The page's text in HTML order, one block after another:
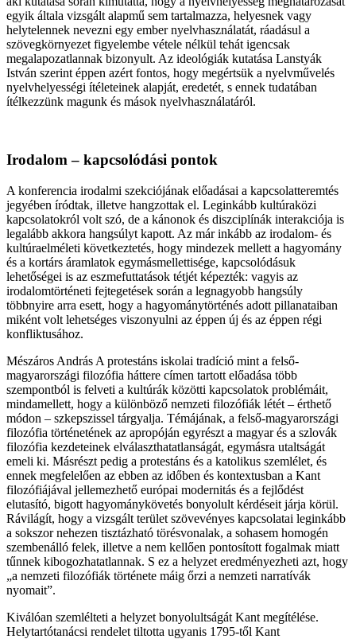
egyik általa vizsgált alapmű sem tartalmazza, helyesnek vagy
helytelennek nevezni egy ember nyelvhasználatát, ráadásul a
szövegkörnyezet figyelembe vétele nélkül tehát igencsak
megalapozatlannak bizonyult. Az ideológiák kutatása Lanstyák
István szerint éppen azért fontos, hogy megértsük a nyelvművelés
nyelvhelyességi ítéleteinek alapját, eredetét, s ennek tudatában
ítélkezzünk magunk és mások nyelvhasználatáról.
Irodalom – kapcsolódási pontok
A konferencia irodalmi szekciójának előadásai a kapcsolatteremtés
jegyében íródtak, illetve hangzottak el. Leginkább kultúraközi
kapcsolatokról volt szó, de a kánonok és diszciplínák interakciója is
legalább akkora hangsúlyt kapott. Az már inkább az irodalom- és
kultúraelméleti következtetés, hogy mindezek mellett a hagyomány
és a kortárs áramlatok egymásmellettisége, kapcsolódásuk
lehetőségei is az eszmefuttatások tétjét képezték: vagyis az
irodalomtörténeti fejtegetések során a legnagyobb hangsúly
többnyire arra esett, hogy a hagyománytörténés adott pillanataiban
miként volt lehetséges viszonyulni az éppen új és az éppen régi
konfliktusához.
Mészáros András A protestáns iskolai tradíció mint a felső-
magyarországi filozófia háttere címen tartott előadása több
szempontból is felveti a kultúrák közötti kapcsolatok problémáit,
mindamellett, hogy a különböző nemzeti filozófiák létét – érthető
módon – szkepszissel tárgyalja. Témájának, a felső-magyarországi
filozófia történetének az apropóján egyrészt a magyar és a szlovák
filozófia kezdeteinek elválaszthatatlanságát, egymásra utaltságát
emeli ki. Másrészt pedig a protestáns és a katolikus szemlélet, és
ennek megfelelően az ebben az időben és kontextusban a Kant
filozófiájával jellemezhető európai modernitás és a fejlődést
elutasító, bigott hagyománykövetés bonyolult kérdéseit járja körül.
Rávilágít, hogy a vizsgált terület szövevényes kapcsolatai leginkább
a sokszor nehezen tisztázható törésvonalak, a sohasem homogén
szembenálló felek, illetve a nem kellően pontosított fogalmak miatt
tűnnek kibogozhatatlannak. S ez a helyzet eredményezheti azt, hogy
„a nemzeti filozófiák története máig őrzi a nemzeti narratívák
nyomait”.
Kiválóan szemlélteti a helyzet bonyolultságát Kant megítélése.
Helytartótanácsi rendelet tiltotta ugyanis 1795-től Kant